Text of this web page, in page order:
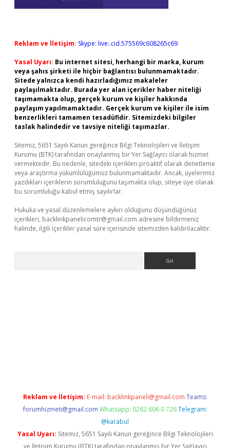
Reklam ve İletişim: Skype: live:.cid.575569c608265c69
Yasal Uyarı: Bu internet sitesi, herhangi bir marka, kurum
veya şahıs şirketi ile hiçbir bağlantısı bulunmamaktadır.
Sitede yalnızca kendi hazırladığımız makaleler
paylaşılmaktadır. Burada yer alan içerikler haber niteliği
taşımamakta olup, gerçek kurum ve kişiler hakkında
paylaşım yapılmamaktadır. Gerçek kurum ve kişiler ile isim
benzerlikleri tamamen tesadüfidir. Sitemizdeki bilgiler
taslak halindedir ve tavsiye niteliği taşımazlar.
Sitemiz, 5651 Sayılı Kanun gereğince Bilgi Teknolojileri ve İletişim
Kurumu (BTK) tarafından onaylanmış bir Yer Sağlayıcı olarak hizmet
vermektedir. Bu nedenle, sitedeki içerikleri proaktif olarak denetleme
veya araştırma yükümlülüğümüz bulunmamaktadır. Ancak, üyelerimiz
yazdıkları içeriklerin sorumluluğunu taşımakta olup, siteye üye olarak
bu sorumluluğu kabul etmiş sayılırlar.
Hukuka ve yasal düzenlemelere aykırı olduğunu düşündüğünüz
içerikleri, backlinkpanelicomtr@gmail.com adresine bildirmeniz
halinde, ilgili içerikler yasal süre içerisinde sitemizden kaldırılacaktır.
Reklam ve İletişim: E-mail: backlinkpaneli@gmail.com Teams:
forumhizmeti@gmail.com Whatsapp: 0262 606 0 726 Telegram:
@karabul
Yasal Uyarı: Sitemiz, 5651 Sayılı Kanun gereğince Bilgi Teknolojileri
ve İletişim Kurumu (BTK) tarafından onaylanmış bir Yer Sağlayıcı